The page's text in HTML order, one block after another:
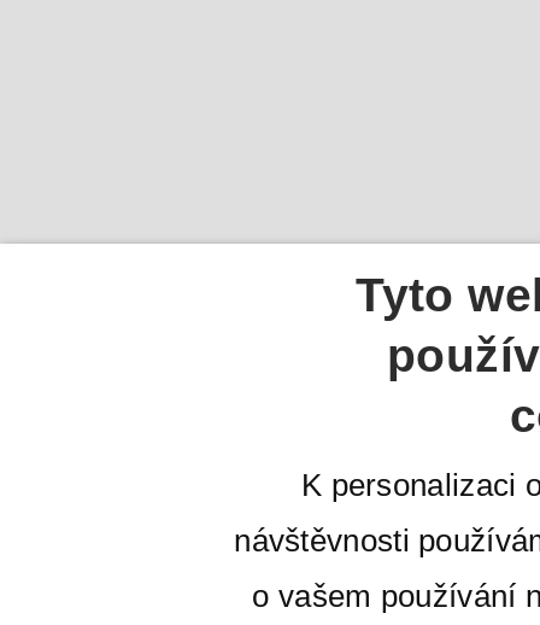
Tyto
K personalizaci
návštěvnosti
o vašem používání